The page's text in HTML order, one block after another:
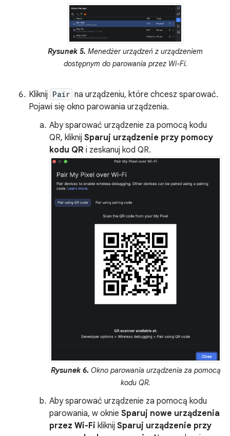
Rysunek 5. Menedżer urządzeń z urządzeniem
dostępnym do parowania przez Wi-Fi.
Kliknij Pair na urządzeniu, które chcesz sparować.
Pojawi się okno parowania urządzenia.
Aby sparować urządzenie za pomocą kodu
QR, kliknij Sparuj urządzenie przy pomocy
kodu QR i zeskanuj kod QR.
Rysunek 6. Okno parowania urządzenia za pomocą
kodu QR.
Aby sparować urządzenie za pomocą kodu
parowania, w oknie Sparuj nowe urządzenia
przez Wi-Fi kliknij Sparuj urządzenie przy